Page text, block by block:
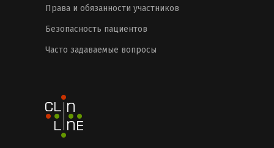
Права и обязанности участников
Безопасность пациентов
Часто задаваемые вопросы